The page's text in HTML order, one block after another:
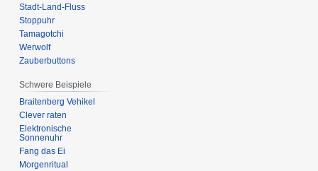
Stadt-Land-Fluss
Stoppuhr
Tamagotchi
Werwolf
Zauberbuttons
Schwere Beispiele
Braitenberg Vehikel
Clever raten
Elektronische
Sonnenuhr
Fang das Ei
Morgenritual